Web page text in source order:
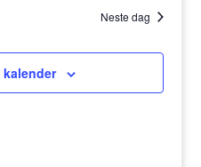
Neste dag